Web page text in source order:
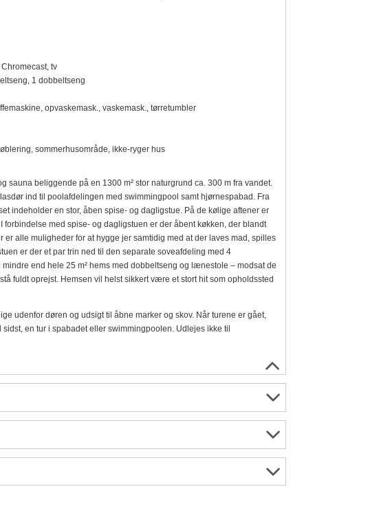
tv
1 dobbeltseng
opvaskemask., vaskemask., tørretumbler
sommerhusområde, ikke-ryger hus
sauna beliggende på en 1300 m² stor naturgrund ca. 300 m fra vandet.
ind til poolafdelingen med swimmingpool samt hjørnespabad. Fra
indeholder en stor, åben spise- og dagligstue. På de kølige aftener er
med spise- og dagligstuen er der åbent køkken, der blandt
alle muligheder for at hygge jer samtidig med at der laves mad, spilles
er der et par trin ned til den separate soveafdeling med 4
end hele 25 m² hems med dobbeltseng og lænestole – modsat de
fuldt oprejst. Hemsen vil helst sikkert være et stort hit som opholdssted
udenfor døren og udsigt til åbne marker og skov. Når turene er gået,
en tur i spabadet eller swimmingpoolen. Udlejes ikke til